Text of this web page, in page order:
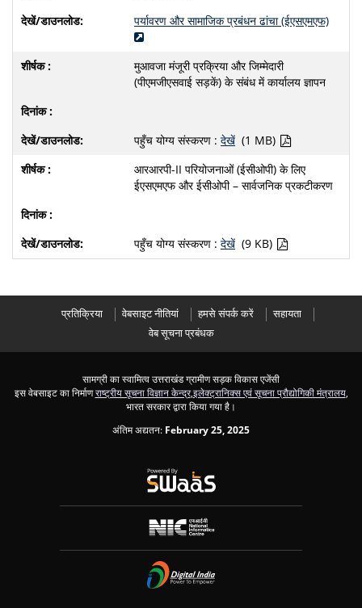
पर्यावरण और सामाजिक प्रबंधन ढांचा (ईएसएमएफ)
मुआवजा मंजूरी प्रक्रिया और जिम्मेदारी
(पीएमजीएसवाई सड़कें) के संबंध में कार्यालय ज्ञापन
पहुँच योग्य संस्करण : देखें (1 MB)
आरआरपी-II परियोजनाओं (ईसीओपी) के लिए
ईएसएमएफ और ईसीओपी – सार्वजनिक प्रकटीकरण
पहुँच योग्य संस्करण : देखें (9 KB)
प्रतिक्रिया वेबसाइट नीतियां हमसे संपर्क करें
सहायता
वेब सूचना प्रबंधक
सामग्री का स्वामित्व उत्तराखंड ग्रामीण सड़क विकास एजेंसी
इस वेबसाइट का निर्माणराष्ट्रीय सूचना विज्ञान केन्द्र,इलेक्ट्रानिक्स एवं सूचना प्रौद्योगिकी मंत्रालय,
भारत सरकार द्वारा किया गया है।
अंतिम अद्यतन: February 25, 2025